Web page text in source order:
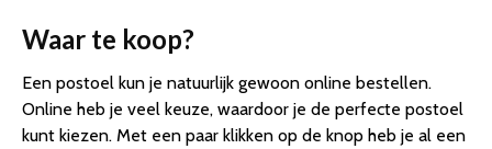
Waar te koop?
Een postoel kun je natuurlijk gewoon online bestellen.
Online heb je veel keuze, waardoor je de perfecte postoel
kunt kiezen. Met een paar klikken op de knop heb je al een